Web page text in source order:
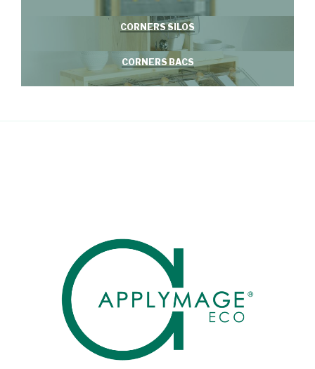
CORNERS SILOS
CORNERS BACS